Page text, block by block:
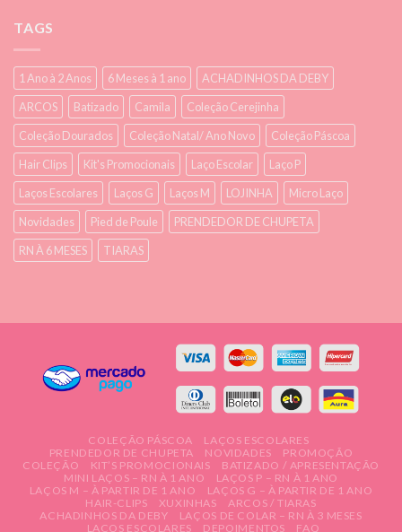
TAGS
1 Ano à 2 Anos 6 Meses à 1 ano
ACHADINHOS DA DEBY
ARCOS
Batizado Camila
Coleção Cerejinha
Coleção Dourados
Coleção Natal/ Ano Novo
Coleção Páscoa
Hair Clips
Kit's Promocionais Laço Escolar
Laço P
Laços Escolares
Laços G Laços M LOJINHA
Micro Laço
Novidades
Pied de Poule
PRENDEDOR DE CHUPETA
RN À 6 MESES
TIARAS
COLEÇÃO PÁSCOA
LAÇOS ESCOLARES
PRENDEDOR DE CHUPETA
NOVIDADES
PROMOÇÃO
COLEÇÃO
KIT’S PROMOCIONAIS
BATIZADO / APRESENTAÇÃO
MINI LAÇOS – RN À 1 ANO
LAÇOS P – RN À 1 ANO
LAÇOS M – À PARTIR DE 1 ANO
LAÇOS G – À PARTIR DE 1 ANO
HAIR-CLIPS
XUXINHAS
ARCOS / TIARAS
ACHADINHOS DA DEBY
LAÇOS DE COLAR – RN À 3 MESES
LAÇOS ESCOLARES
DEPOIMENTOS FAQ